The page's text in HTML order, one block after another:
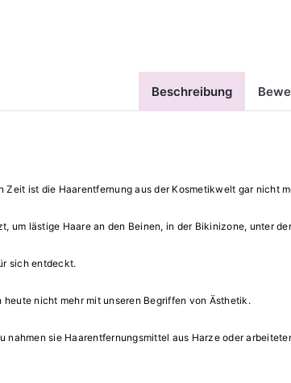
Beschreibung
Zeit ist die Haarentfernung aus der Kosmetikwelt gar nicht
um lästige Haare an den Beinen, in der Bikinizone, unter
sich entdeckt.
nicht mehr mit unseren Begriffen von Ästhetik.
nahmen sie Haarentfernungsmittel aus Harze oder